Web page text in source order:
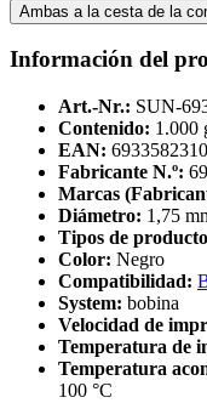
Ambas a la cesta de la
Información del
Art.-Nr.: SUN-
Contenido: 1.000
EAN:
Fabricante N.º:
Marcas
Diámetro: 1,75
Tipos de
Color: Negro
Compatibilidad:
System: bobina
Velocidad de
Temperatura de
Temperatura
100 °C